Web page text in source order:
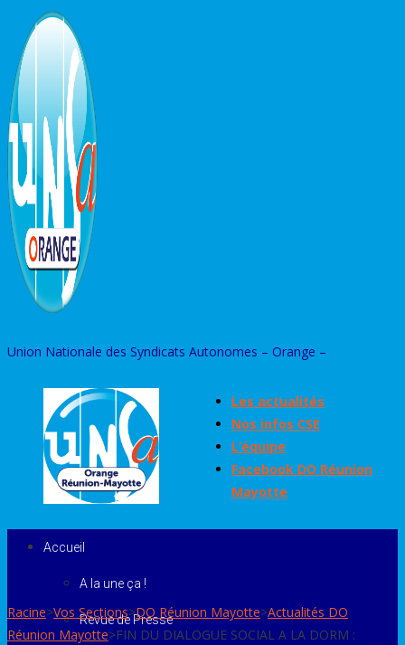
content
Union Nationale des Syndicats Autonomes – Orange –
Les actualités
Nos infos CSE
L’équipe
Facebook DO Réunion
Mayotte
Accueil
A la une ça !
Revue de Presse
Racine>Vos Sections>DO Réunion Mayotte>Actualités DO
Réunion Mayotte>FIN DU DIALOGUE SOCIAL A LA DORM :